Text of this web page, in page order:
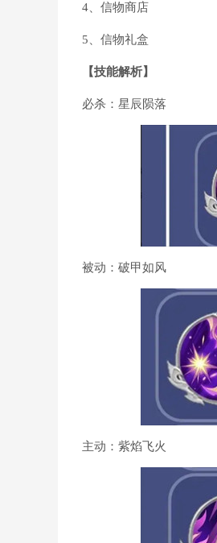
4、信物商店
5、信物礼盒
【技能解析】
必杀：星辰陨落
被动：破甲如风
主动：紫焰飞火